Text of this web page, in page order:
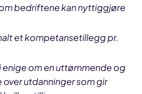
bedriftene kan nyttiggjøre
et kompetansetillegg pr.
enige om en uttømmende og
utdanninger som gir